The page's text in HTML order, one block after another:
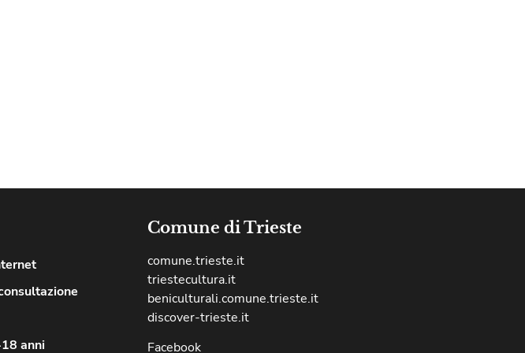
anni
Comune di Trieste
comune.trieste.it
triestecultura.it
beniculturali.comune.trieste.it
discover-trieste.it
Facebook